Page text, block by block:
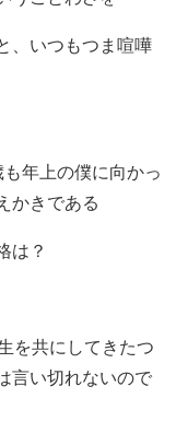
、いつもつま喧嘩
年上の僕に向かっ
かきである
は？
を共にしてきたつ
言い切れないので